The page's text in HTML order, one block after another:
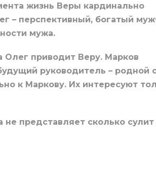
жизнь Веры кардинально
– перспективный, богатый
мужа.
Олег приводит Веру. Марков
руководитель – родной
к Маркову. Их интересуют
представляет сколько